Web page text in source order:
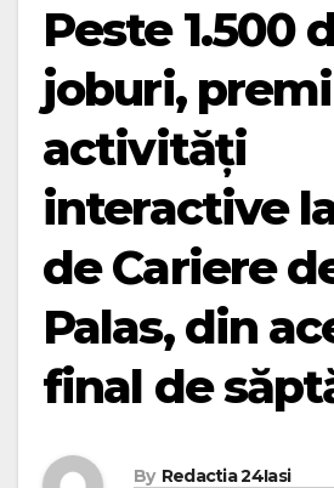
Peste 1.500
joburi,
activități
interactive
de Cariere
Palas, din
final de
By Redactia 24Iasi